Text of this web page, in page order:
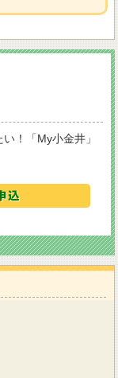
！「My小金井」